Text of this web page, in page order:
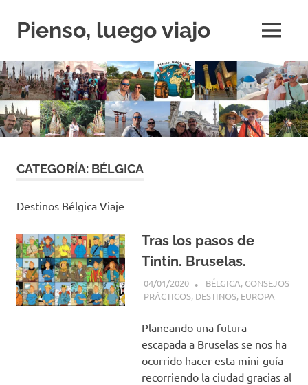
contenido
Pienso, luego viajo
no
viajas,
estás
perdido
MENÚ
CATEGORÍA: BÉLGICA
Destinos Bélgica Viaje
Tras los pasos de
Tintín. Bruselas.
04/01/2020 PIENSO, LUEGO VIAJO
BÉLGICA, CONSEJOS
PRÁCTICOS, DESTINOS, EUROPA
Planeando una futura
escapada a Bruselas se nos ha
ocurrido hacer esta mini-guía
recorriendo la ciudad gracias al